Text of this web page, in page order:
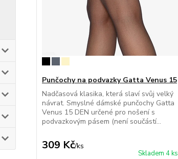
Punčochy na podvazky Gatta Venus 15
Nadčasová klasika, která slaví svůj velký
návrat. Smyslné dámské punčochy Gatta
Venus 15 DEN určené pro nošení s
podvazkovým pásem (není součástí...
309 Kč/ks
Skladem 4 ks